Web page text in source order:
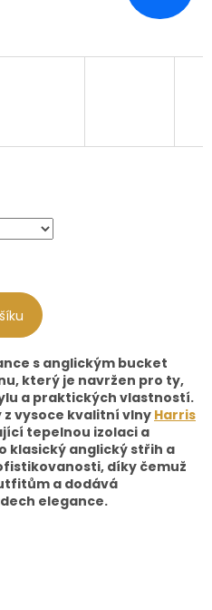
s anglickým bucket
který je navržen pro ty,
a praktických vlastností.
vysoce kvalitní vlny Harris
tepelnou izolaci a
klasický anglický střih a
díky čemuž
a dodává
elegance.